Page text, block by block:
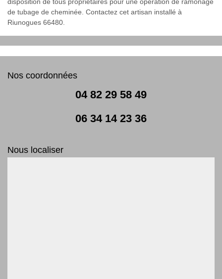
de tubage de cheminée. Contactez cet artisan installé à
Riunogues 66480.
Nos coordonnées
04 82 29 58 49
06 34 14 23 36
Nous localiser